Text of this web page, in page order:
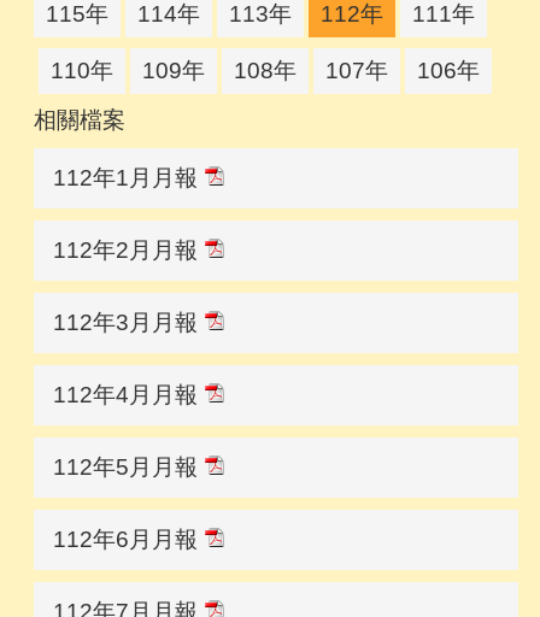
115年
114年 113年 112年 111年
110年 109年 108年 107年
106年
相關檔案
112年1月月報
112年2月月報
112年3月月報
112年4月月報
112年5月月報
112年6月月報
112年7月月報